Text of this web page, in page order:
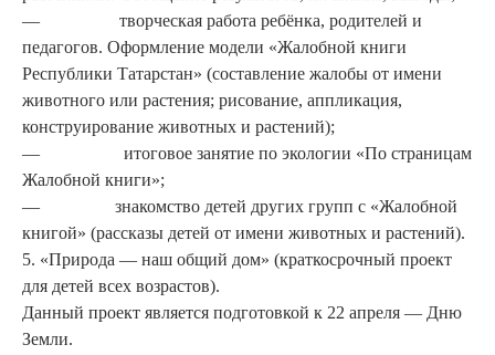
— творческая работа ребёнка, родителей и
педагогов. Офор­мление модели «Жалобной книги
Республики Татарстан» (состав­ление жалобы от имени
живот­ного или растения; рисование, аппликация,
конструирование животных и растений);
— итоговое занятие по экологии «По страницам
Жалобной книги»;
— знакомство детей других групп с «Жалобной
книгой» (рассказы детей от имени жи­вотных и растений).
5. «Природа — наш общий дом» (краткосрочный проект
для детей всех возрастов).
Данный проект является под­готовкой к 22 апреля — Дню
Земли.